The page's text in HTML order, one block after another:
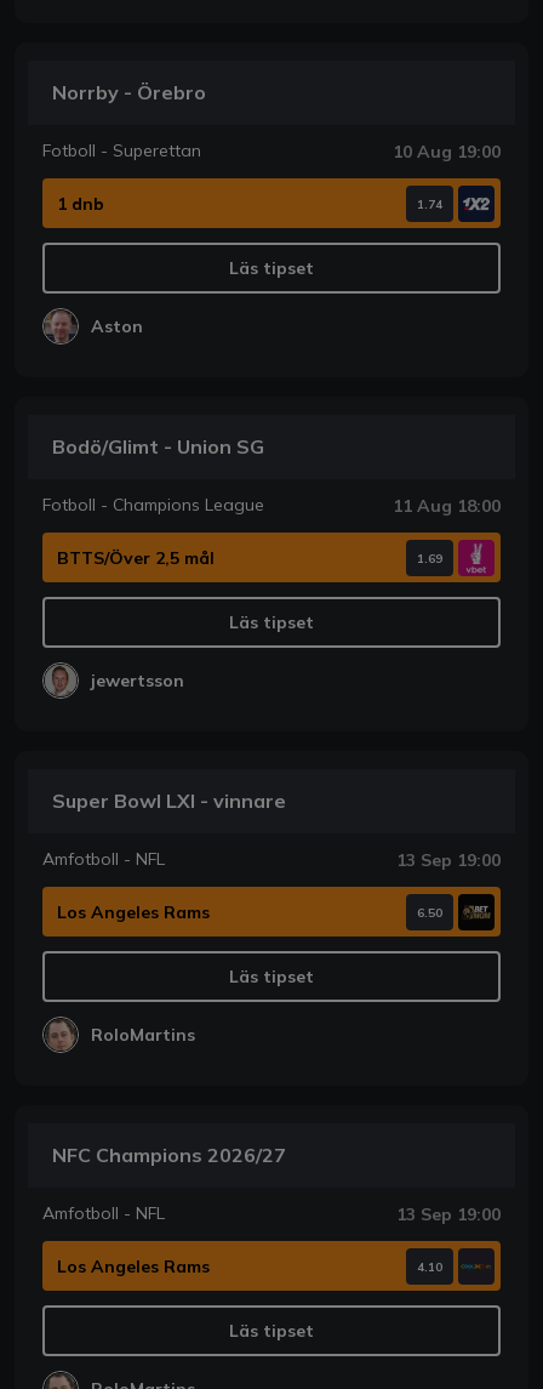
Norrby - Örebro
Fotboll - Superettan 10 Aug 19:00
1 dnb 1.74
Läs tipset
Aston
Bodö/Glimt - Union SG
Fotboll - Champions League 11 Aug 18:00
BTTS/Över 2,5 mål 1.69
Läs tipset
jewertsson
Super Bowl LXI - vinnare
Amfotboll - NFL 13 Sep 19:00
Los Angeles Rams 6.50
Läs tipset
RoloMartins
NFC Champions 2026/27
Amfotboll - NFL 13 Sep 19:00
Los Angeles Rams 4.10
Läs tipset